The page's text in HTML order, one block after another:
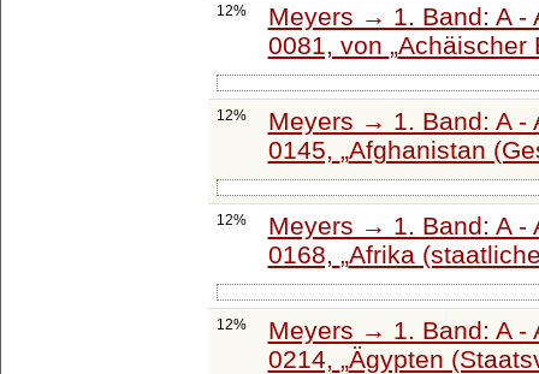
12%
Meyers → 1. Band: A -
0081, von Achäischer
12%
Meyers → 1. Band: A -
0145,
Afghanistan
12%
Meyers → 1. Band: A -
0168,
Afrika
12%
Meyers → 1. Band: A -
0214,
Ägypten